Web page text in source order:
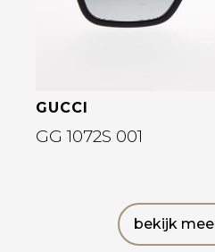
GUCCI
GG 1072S 001
bekijk